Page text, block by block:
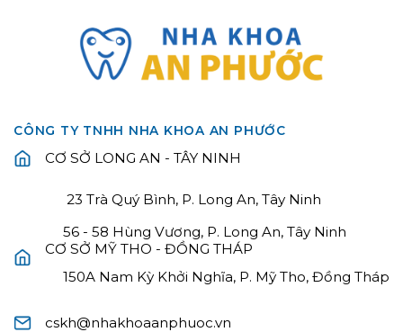
CÔNG TY TNHH NHA KHOA AN PHƯỚC
CƠ SỞ LONG AN - TÂY NINH
23 Trà Quý Bình, P. Long An, Tây Ninh
56 - 58 Hùng Vương, P. Long An, Tây Ninh
CƠ SỞ MỸ THO - ĐỒNG THÁP
150A Nam Kỳ Khởi Nghĩa, P. Mỹ Tho, Đồng Tháp
cskh@nhakhoaanphuoc.vn